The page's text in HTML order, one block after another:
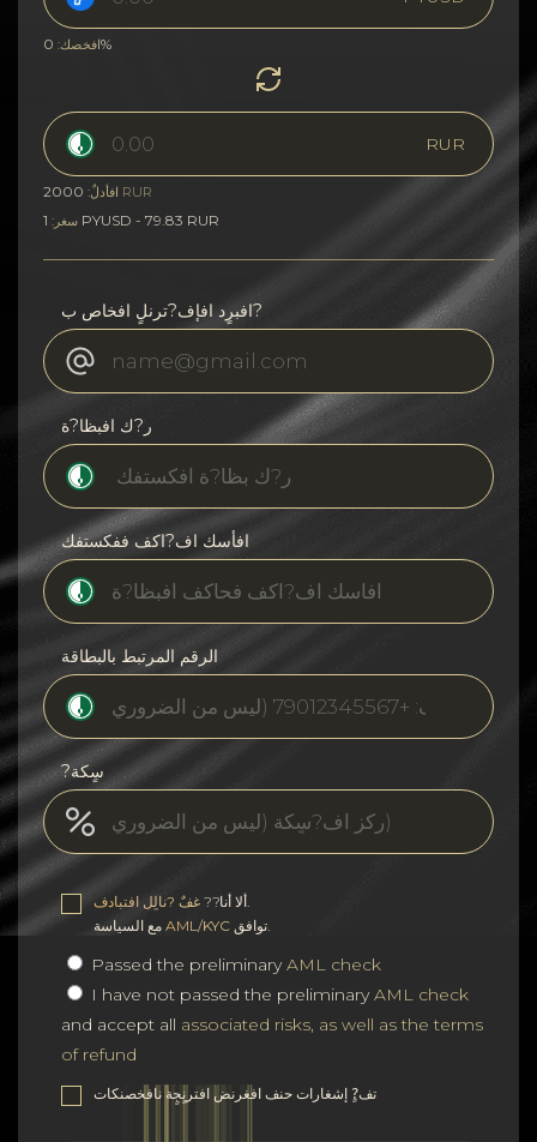
افخصك:0%
RUR
افأدلٌ: 2000
RUR
سغر: 1 PYUSD - 79.83 RUR
افبرٍد افإف?ترنلٍ افخاص ب?
ر?ك افبظا?ة
افأسك اف?اكف ففكستفك
الرقم المرتبط بالبطاقة
?سٍكة
ألا أنا?? غفٌ ?نالٍل افتبادف
AML/KYC
Passed the preliminaryAML check
I have not passed the preliminaryAML check
and accept all associated risks, as well as the terms
of refund
تف?ٍ إشغارات حنف افغرنض افترنٍجٍة نافخصنكات